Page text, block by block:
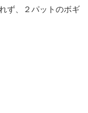
ず、２パットのボギ